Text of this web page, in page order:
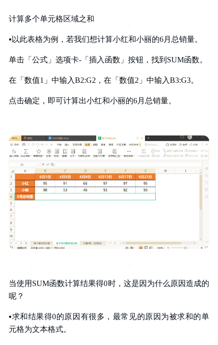
计算多个单元格区域之和
▪ 以此表格为例，若我们想计算小红和小丽的6月总销量。
单击「公式」选项卡- 「插入函数」按钮，找到 SUM函数。
在「数值1 」中输入B2:G2 ，在「数值2 」中输入B3:G3。
点击确定，即可计算出小红和小丽的6月总销量。
当使用 SUM函数计算结果得0时，这是因为什么原因造成的
呢？
▪求和结果得0的原因有很多 ， 最常见的原因为被求和的单
元格为文本格式。